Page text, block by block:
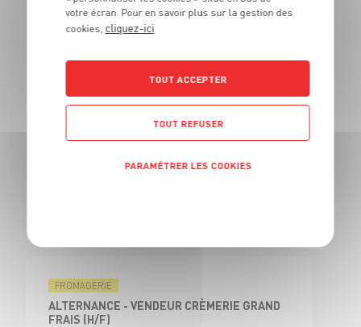
BOUCHERIE
Cagnes-sur-Mer (06)
FROMAGERIE
ALTERNANCE - VENDEUR CRÈMERIE GRAND
FRAIS (H/F)
votre écran. Pour en savoir plus sur la gestion des
cookies, cliquez-ici
TOUT ACCEPTER
TOUT REFUSER
PARAMÉTRER LES COOKIES